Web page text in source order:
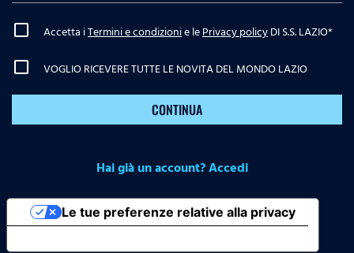
Accetta iTermini e condizionie lePrivacy policyDI S.S. LAZIO*
VOGLIO RICEVERE TUTTE LE NOVITA DEL MONDO LAZIO
CONTINUA
Hai già un account? Accedi
Le tue preferenze relative alla privacy